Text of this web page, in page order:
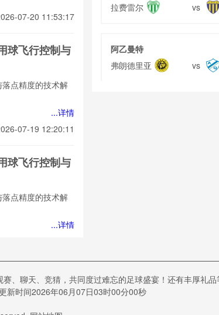
07-20 11:53:17
球飞行控制与
点精度的技术解
...详情
07-19 12:20:11
球飞行控制与
点精度的技术解
...详情
基于2022卡
世界杯的实证检
拉费雷尔
vs
阿乙曼特
弗朗德里亚
vs
阿乙曼特
萨兰迪兵工厂
、聊天、竞猜，共同度过难忘的足球盛宴！还有丰厚礼
新时间2026年06月07日03时00分00秒